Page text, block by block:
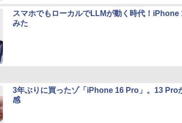
スマホでもローカルでLLMが動く時代！iPhone
みた
3年ぶりに買ったゾ「iPhone 16 Pro」。13 Pro
感